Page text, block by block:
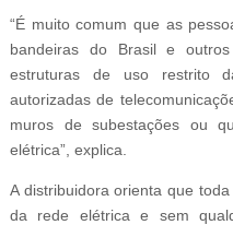
“É muito comum que as
bandeiras do Brasil e
estruturas de uso restrito
autorizadas de
muros de subestações ou
elétrica”, explica.
A distribuidora orienta que
da rede elétrica e sem